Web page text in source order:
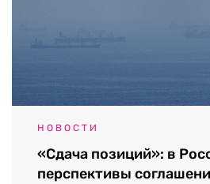
НОВОСТИ
«Сдача позиций»: в
перспективы